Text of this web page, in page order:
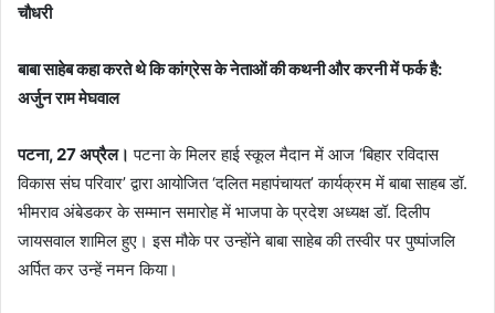
चौधरी
बाबा साहेब कहा करते थे कि कांग्रेस के नेताओं की कथनी और करनी में फर्क है:
अर्जुन राम मेघवाल
पटना, 27 अप्रैल। पटना के मिलर हाई स्कूल मैदान में आज ‘बिहार रविदास
विकास संघ परिवार’ द्वारा आयोजित ‘दलित महापंचायत’ कार्यक्रम में बाबा साहब डॉ.
भीमराव अंबेडकर के सम्मान समारोह में भाजपा के प्रदेश अध्यक्ष डॉ. दिलीप
जायसवाल शामिल हुए। इस मौके पर उन्होंने बाबा साहेब की तस्वीर पर पुष्पांजलि
अर्पित कर उन्हें नमन किया।